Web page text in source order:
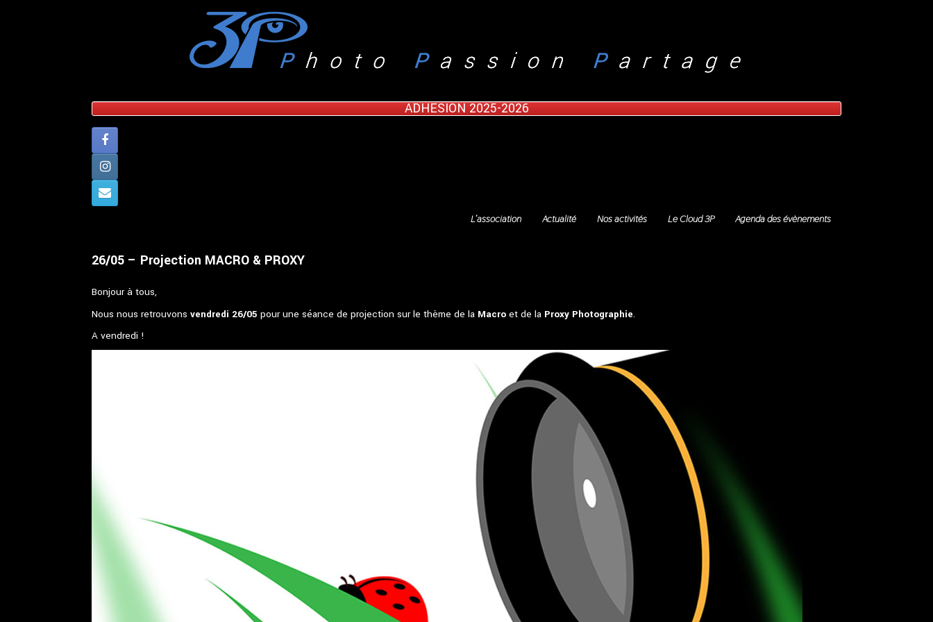
ADHESION 2025-2026
L’association Actualité Nos activités Le Cloud 3P Agenda des évènements
26/05 – Projection MACRO & PROXY
Bonjour à tous,
Nous nous retrouvons vendredi 26/05 pour une séance de projection sur le thème de la Macro et de la Proxy Photographie.
A vendredi !